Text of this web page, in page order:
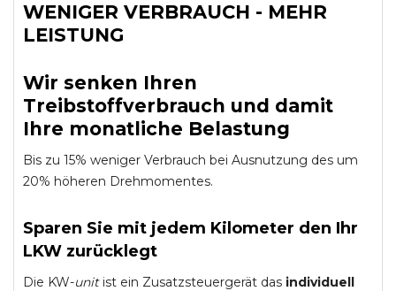
WENIGER VERBRAUCH - MEHR
LEISTUNG
Wir senken Ihren
Treibstoffverbrauch und damit
Ihre monatliche Belastung
Bis zu 15% weniger Verbrauch bei Ausnutzung des um
20% höheren Drehmomentes.
Sparen Sie mit jedem Kilometer den Ihr
LKW zurücklegt
Die KW-unitist ein Zusatzsteuergerät das individuell